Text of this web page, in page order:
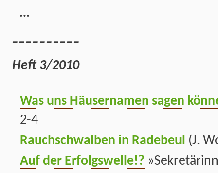
…
Heft 3/2010
Was uns Häusernamen sagen
2-4
Rauchschwalben in Radebeul (J.
Auf der Erfolgswelle!?